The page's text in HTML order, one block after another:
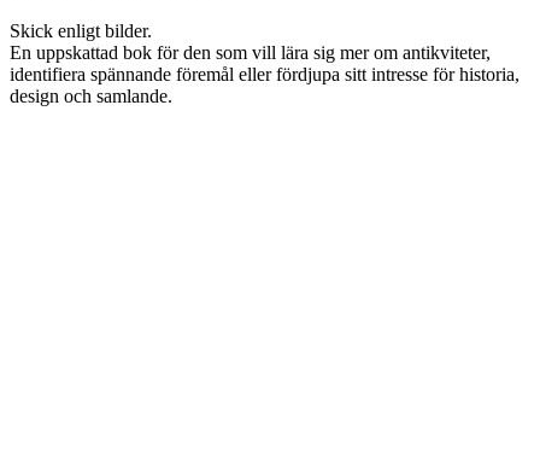
Skick enligt bilder.
En uppskattad bok för den som vill lära sig mer om antikviteter,
identifiera spännande föremål eller fördjupa sitt intresse för historia,
design och samlande.